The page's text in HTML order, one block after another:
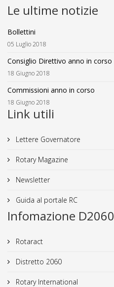
Le ultime notizie
Bollettini
05 Luglio 2018
Consiglio Direttivo anno in corso
18 Giugno 2018
Commissioni anno in corso
18 Giugno 2018
Link utili
Lettere Governatore
Rotary Magazine
Newsletter
Guida al portale RC
Infomazione D2060
Rotaract
Distretto 2060
Rotary International